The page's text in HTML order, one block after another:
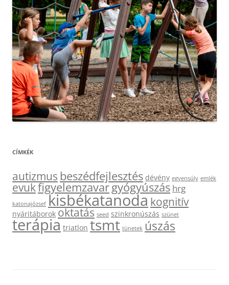
CÍMKÉK
autizmus beszédfejlesztés dévény egyensúly emlék
evukfigyelemzavargyógyúszás hrg
katonajózsef kisbékatanodakognitív
nyáritáborok oktatás seed szinkronúszás szünet
terápia triatlon tsmt tünetek úszás